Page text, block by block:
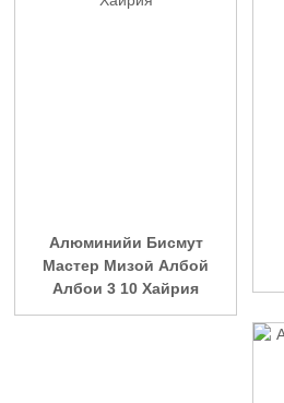
Алюминийи Бисмут
Мастер Мизоӣ Албой
Албои 3 10 Хайрия